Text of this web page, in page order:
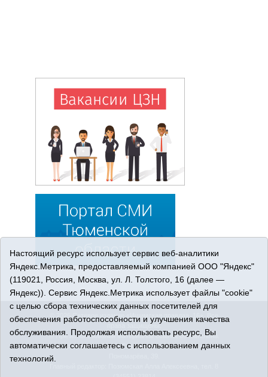
© 2026 Сетевое издание «Ишимская правда». 16+. Все
права защищены.
© При использовании материалов ссылка обязательна.
Адрес редакции: 627750 Тюменская область, г. Ишим, ул.
Настоящий ресурс использует сервис веб-аналитики
Яндекс.Метрика, предоставляемый компанией ООО "Яндекс"
(119021, Россия, Москва, ул. Л. Толстого, 16 (далее —
Яндекс)). Сервис Яндекс.Метрика использует файлы "cookie"
с целью сбора технических данных посетителей для
обеспечения работоспособности и улучшения качества
обслуживания. Продолжая использовать ресурс, Вы
автоматически соглашаетесь с использованием данных
технологий.